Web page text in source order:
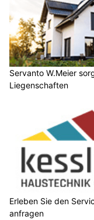
Servanto W.Meier
Liegenschaften
Erleben Sie den
anfragen